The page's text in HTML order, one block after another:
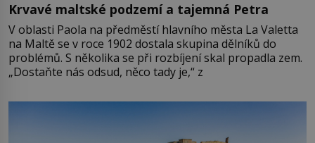
Krvavé maltské podzemí a tajemná Petra
V oblasti Paola na předměstí hlavního města La Valetta
na Maltě se v roce 1902 dostala skupina dělníků do
problémů. S několika se při rozbíjení skal propadla zem.
„Dostaňte nás odsud, něco tady je,“ z